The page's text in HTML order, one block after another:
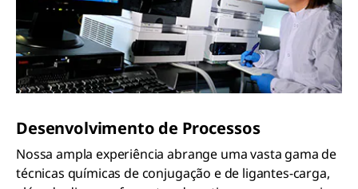
Desenvolvimento de Processos
Nossa ampla experiência abrange uma vasta gama de
técnicas químicas de conjugação e de ligantes-carga,